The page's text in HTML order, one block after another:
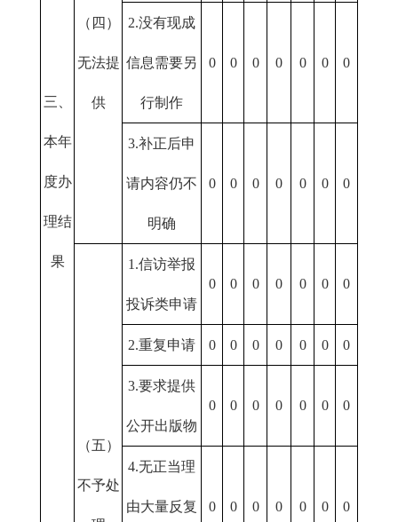
三、
本年
度办
理结
果
（四）
无法提
供
2.没有现成
信息需要另
行制作
0 0 0 0 0 0 0
3.补正后申
请内容仍不
明确
0 0 0 0 0 0 0
（五）
不予处
1.信访举报
投诉类申请
0 0 0 0 0 0 0
2.重复申请 0 0 0 0 0 0 0
3.要求提供
公开出版物
0 0 0 0 0 0 0
4.无正当理
由大量反复 0 0 0 0 0 0 0